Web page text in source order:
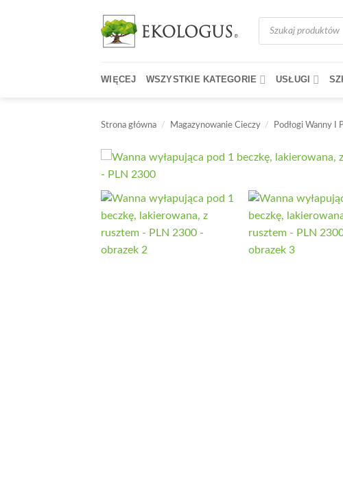
Wyszukiwarka
produktów
WIĘCEJ WSZYSTKIE KATEGORIE USŁUGI
Strona główna / Magazynowanie Cieczy / Podłogi Wanny I